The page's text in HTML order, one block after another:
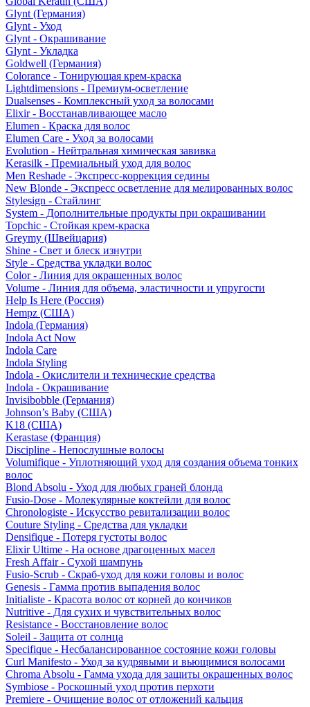
Glynt (Германия)
Glynt - Уход
Glynt - Окрашивание
Glynt - Укладка
Goldwell (Германия)
Colorance - Тонирующая крем-краска
Lightdimensions - Премиум-осветление
Dualsenses - Комплексный уход за волосами
Elixir - Восстанавливающее масло
Elumen - Краска для волос
Elumen Care - Уход за волосами
Evolution - Нейтральная химическая завивка
Kerasilk - Премиальный уход для волос
Men Reshade - Экспресс-коррекция седины
New Blonde - Экспресс осветление для мелированных волос
Stylesign - Стайлинг
System - Дополнительные продукты при окрашивании
Topchic - Стойкая крем-краска
Greymy (Швейцария)
Shine - Свет и блеск изнутри
Style - Средства укладки волос
Color - Линия для окрашенных волос
Volume - Линия для объема, эластичности и упругости
Help Is Here (Россия)
Hempz (США)
Indola (Германия)
Indola Act Now
Indola Care
Indola Styling
Indola - Окислители и технические средства
Indola - Окрашивание
Invisibobble (Германия)
Johnson’s Baby (США)
K18 (США)
Kerastase (Франция)
Discipline - Непослушные волосы
Volumifique - Уплотняющий уход для создания объема тонких
волос
Blond Absolu - Уход для любых граней блонда
Fusio-Dose - Молекулярные коктейли для волос
Chronologiste - Искусство ревитализации волос
Couture Styling - Средства для укладки
Densifique - Потеря густоты волос
Elixir Ultime - На основе драгоценных масел
Fresh Affair - Сухой шампунь
Fusio-Scrub - Скраб-уход для кожи головы и волос
Genesis - Гамма против выпадения волос
Initialiste - Красота волос от корней до кончиков
Nutritive - Для сухих и чувствительных волос
Resistance - Восстановление волос
Soleil - Защита от солнца
Specifique - Несбалансированное состояние кожи головы
Curl Manifesto - Уход за кудрявыми и вьющимися волосами
Chroma Absolu - Гамма ухода для защиты окрашенных волос
Symbiose - Роскошный уход против перхоти
Premiere - Очищение волос от отложений кальция